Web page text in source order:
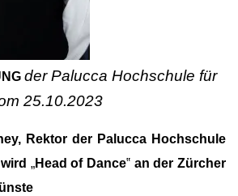
der Palucca Hochschule für
25.10.2023
Rektor der Palucca Hochschule
„Head of Dance‟ an der Zürcher